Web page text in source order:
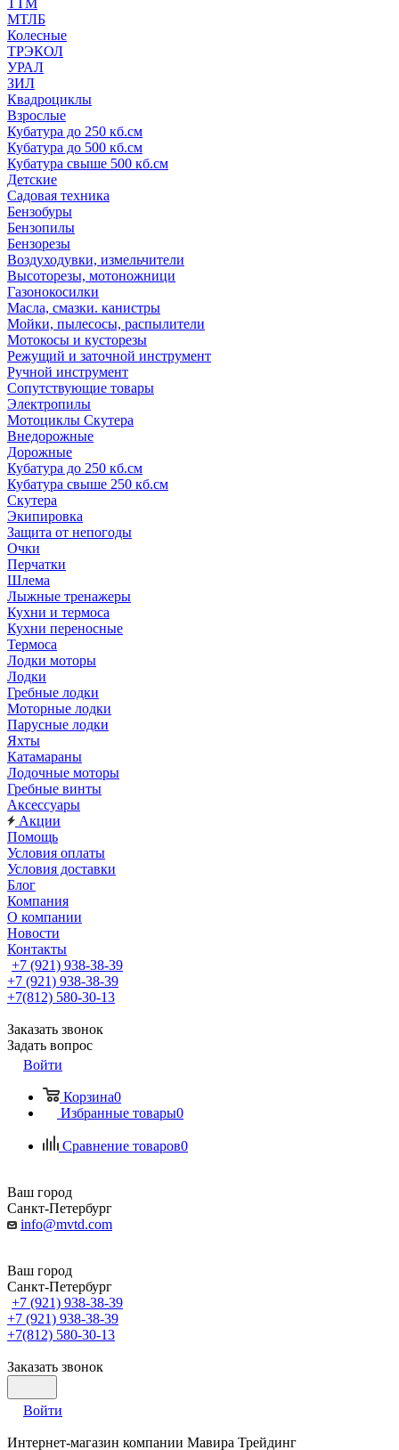
ТТМ
МТЛБ
Колесные
ТРЭКОЛ
УРАЛ
ЗИЛ
Квадроциклы
Взрослые
Кубатура до 250 кб.см
Кубатура до 500 кб.см
Кубатура свыше 500 кб.см
Детские
Садовая техника
Бензобуры
Бензопилы
Бензорезы
Воздуходувки, измельчители
Высоторезы, мотоножници
Газонокосилки
Масла, смазки. канистры
Мойки, пылесосы, распылители
Мотокосы и кусторезы
Режущий и заточной инструмент
Ручной инструмент
Сопутствующие товары
Электропилы
Мотоциклы Скутера
Внедорожные
Дорожные
Кубатура до 250 кб.см
Кубатура свыше 250 кб.см
Скутера
Экипировка
Защита от непогоды
Очки
Перчатки
Шлема
Лыжные тренажеры
Кухни и термоса
Кухни переносные
Термоса
Лодки моторы
Лодки
Гребные лодки
Моторные лодки
Парусные лодки
Яхты
Катамараны
Лодочные моторы
Гребные винты
Аксессуары
Акции
Помощь
Условия оплаты
Условия доставки
Блог
Компания
О компании
Новости
Контакты
+7 (921) 938-38-39
+7 (921) 938-38-39
+7(812) 580-30-13
Заказать звонок
Задать вопрос
Войти
Корзина0
Избранные товары0
Сравнение товаров0
Ваш город
Санкт-Петербург
info@mvtd.com
Ваш город
Санкт-Петербург
+7 (921) 938-38-39
+7 (921) 938-38-39
+7(812) 580-30-13
Заказать звонок
Войти
Интернет-магазин компании Мавира Трейдинг